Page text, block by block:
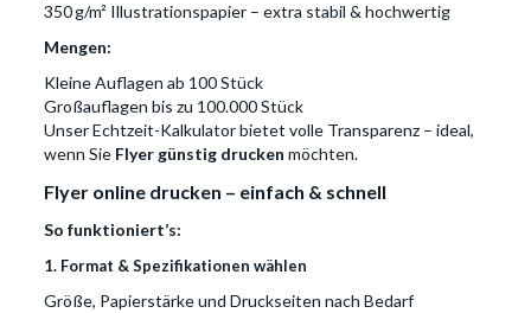
350 g/m² Illustrationspapier – extra stabil & hochwertig
Mengen:
Kleine Auflagen ab 100 Stück
Großauflagen bis zu 100.000 Stück
Unser Echtzeit-Kalkulator bietet volle Transparenz – ideal,
wenn Sie Flyer günstig drucken möchten.
Flyer online drucken – einfach & schnell
So funktioniert’s:
1. Format & Spezifikationen wählen
Größe, Papierstärke und Druckseiten nach Bedarf